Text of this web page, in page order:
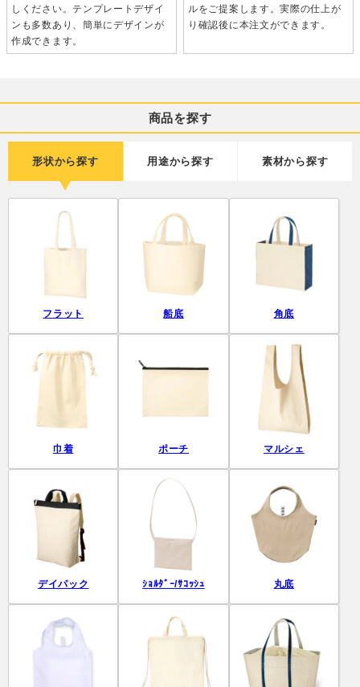
しください。テンプレートデザイ
ンも多数あり、簡単にデザインが
作成できます。
ルをご提案します。実際の仕上が
り確認後に本注文ができます。
商品を探す
形状から探す 用途から探す 素材から探す
フラット 船底 角底
巾着 ポーチ マルシェ
デイパック ｼｮﾙﾀﾞｰ/ｻｺｯｼｭ 丸底